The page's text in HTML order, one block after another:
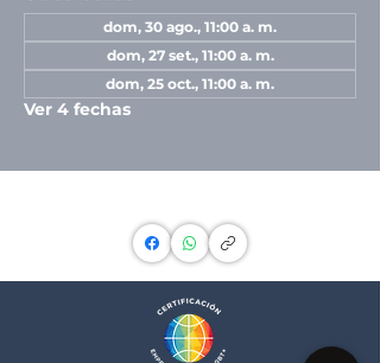
dom, 30 ago., 11:00 a. m.
dom, 27 set., 11:00 a. m.
dom, 25 oct., 11:00 a. m.
Ver 4 fechas